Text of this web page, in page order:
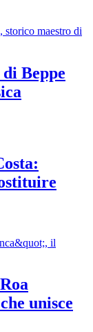
Beppe
unisce